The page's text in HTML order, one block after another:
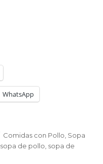
WhatsApp
Categorías
Comidas con Pollo Sopa
sopa de pollo sopa de